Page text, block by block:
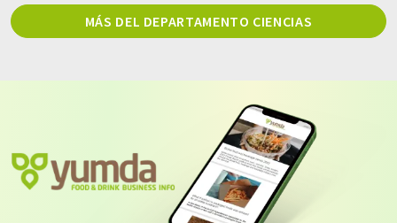
MÁS DEL DEPARTAMENTO CIENCIAS